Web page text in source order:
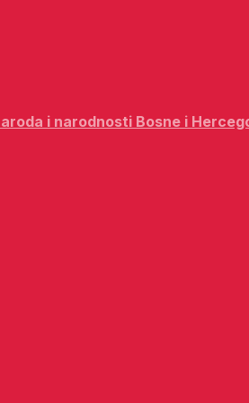
i narodnosti Bosne i